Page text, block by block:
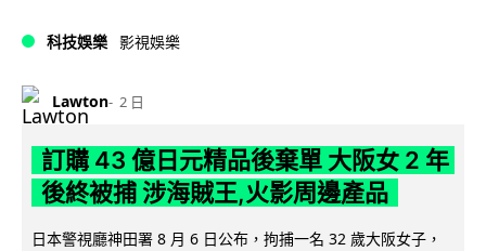
科技娛樂 影視娛樂
Lawton 2 日
訂購 43 億日元精品後棄單 大阪女 2 年
後終被捕 涉海賊王,火影周邊產品
日本警視廳神田署 8 月 6 日公布，拘捕一名 32 歲大阪女子，